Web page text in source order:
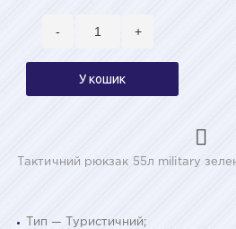
- +
У кошик
Тактичний рюкзак 55л military
Тип — Туристичний;